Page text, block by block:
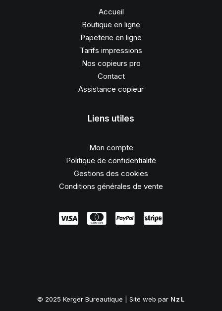
Accueil
Boutique en ligne
Papeterie en ligne
Tarifs impressions
Nos copieurs pro
Contact
Assistance copieur
Liens utiles
Mon compte
Politique de confidentialité
Gestions des cookies
Conditions générales de vente
© 2025 Kerger Bureautique | Site web par NzL